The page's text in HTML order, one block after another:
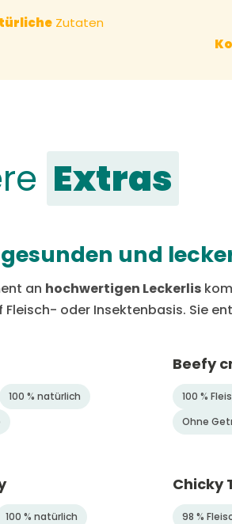
Zutaten
Extras
und
an hochwertigen Leckerlis
Fleisch- oder Insektenbasis. Sie
100 % natürlich
Beefy
100 %
Ohne
100 % natürlich
Chicky
98 %